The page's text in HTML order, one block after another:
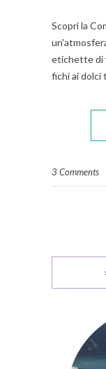
Scopri la
etichette di
fichi ai dolci
3 Comments